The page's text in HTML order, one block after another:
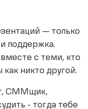
— только
поддержка.
с теми, кто
никто другой.
СММщик,
- тогда тебе